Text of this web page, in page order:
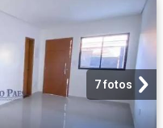
7 fotos